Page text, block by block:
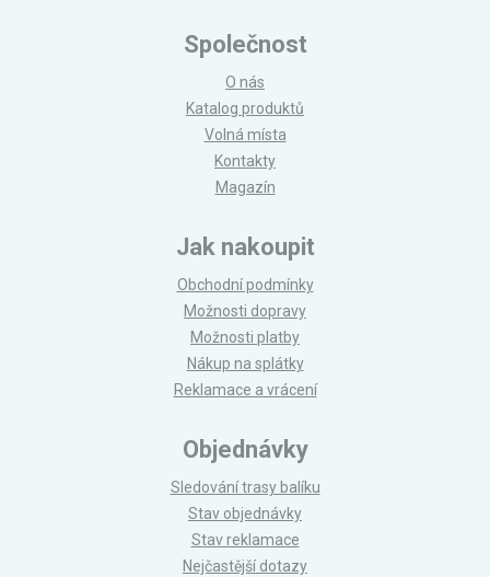
Společnost
O nás
Katalog produktů
Volná místa
Kontakty
Magazín
Jak nakoupit
Obchodní podmínky
Možnosti dopravy
Možnosti platby
Nákup na splátky
Reklamace a vrácení
Objednávky
Sledování trasy balíku
Stav objednávky
Stav reklamace
Nejčastější dotazy